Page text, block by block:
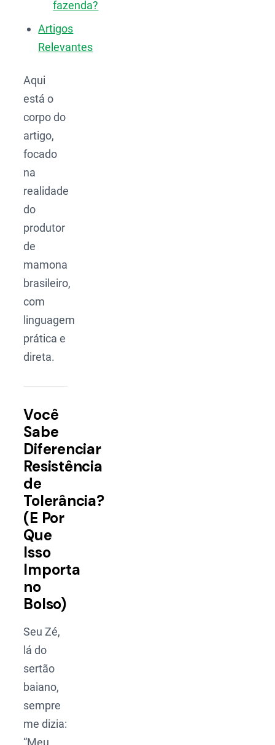
fazenda?
Artigos
Relevantes
Aqui
está o
corpo do
artigo,
focado
na
realidade
do
produtor
de
mamona
brasileiro,
com
linguagem
prática e
direta.
Você
Sabe
Diferenciar
Resistência
de
Tolerância?
(E Por
Que
Isso
Importa
no
Bolso)
Seu Zé,
lá do
sertão
baiano,
sempre
me dizia:
“Meu